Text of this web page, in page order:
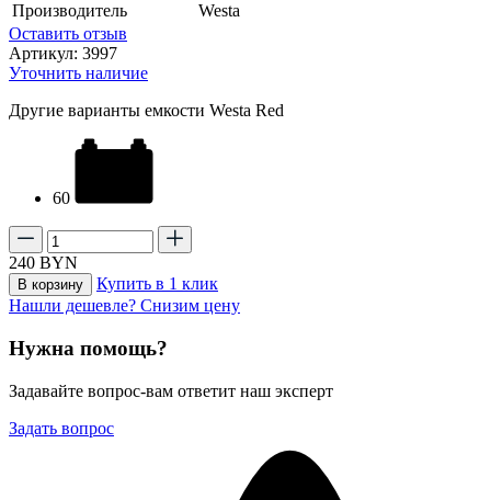
Производитель
Westa
Оставить отзыв
Артикул: 3997
Уточнить наличие
Другие варианты емкости Westa Red
60
240 BYN
В корзину
Купить в 1 клик
Нашли дешевле? Снизим цену
Нужна помощь?
Задавайте вопрос-вам ответит наш эксперт
Задать вопрос